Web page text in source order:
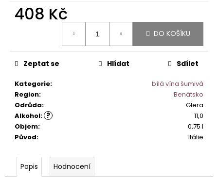
408 Kč
DO KOŠÍKU
Kategorie:
bílá vína šumivá
Region:
Benátsko
Odrůda: Glera
?
Alkohol:
11,0
Objem:
0,75 l
Původ: Itálie
Zeptat se Hlídat Sdílet
Popis Hodnocení
D
o
č
u
e
m
e
PINOT
GRIGIO